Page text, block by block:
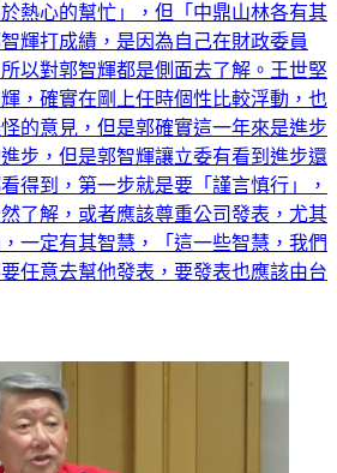
熱心的幫忙」，但「中鼎山林各有其
輝打成績，是因為自己在財政委員
以對郭智輝都是側面去了解。王世堅
，確實在剛上任時個性比較浮動，也
的意見，但是郭確實這一年來是進步
步，但是郭智輝讓立委有看到進步還
得到，第一步就是要「謹言慎行」，
了解，或者應該尊重公司發表，尤其
一定有其智慧，「這一些智慧，我們
任意去幫他發表，要發表也應該由台